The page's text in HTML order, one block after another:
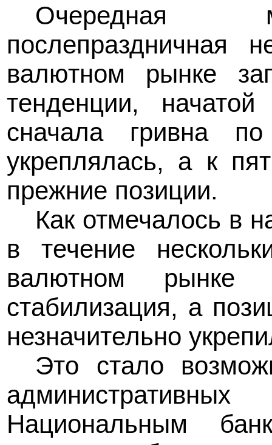
Очередная
послепраздничная
валютном рынке
тенденции,
сначала гривна
укреплялась, а к
прежние позиции.
Как отмечалось в
в течение
валютном рынке
стабилизация, а
незначительно
Это стало
Национальным